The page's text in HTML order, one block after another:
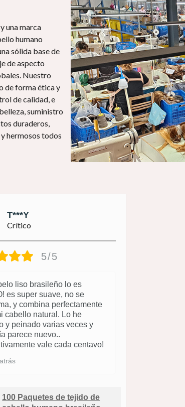
una marca
humano
sólida base de
de aspecto
Nuestro
de forma ética y
de calidad, e
suministro
duraderos,
hermosos todos
T***Y
Crítico
5/5
liso brasileño lo es
es super suave, no se
y combina perfectamente
cabello natural. Lo he
y peinado varias veces y
parece nuevo..
vale cada centavo!
100 Paquetes de tejido de